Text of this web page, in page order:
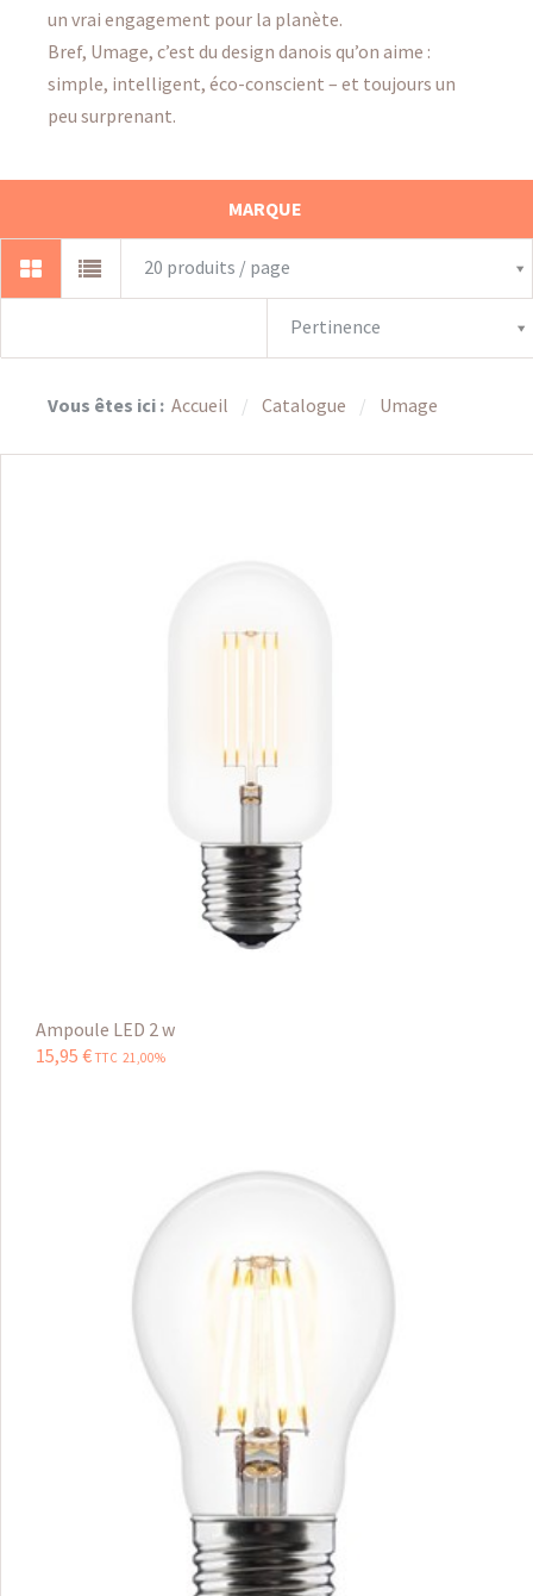
un vrai engagement pour la planète.
Bref, Umage, c’est du design danois qu’on aime :
simple, intelligent, éco-conscient – et toujours un
peu surprenant.
MARQUE
20 produits / page
Pertinence
Vous êtes ici : Accueil Catalogue Umage
Ampoule LED 2 w
15,95 € TTC 21,00%